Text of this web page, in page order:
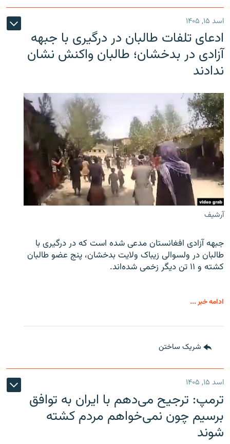
اسد ۱۵, ۱۴۰۵
ادعای تلفات طالبان در درگیری با جبهه
آزادی در بدخشان؛ طالبان واکنش نشان
ندادند
آرشیف
جبهه آزادی افغانستان مدعی شده است که در درگیری با
طالبان در ولسوالی زیباک ولایت بدخشان، پنج عضو طالبان
کشته و ۱۱ تن دیگر زخمی شده‌اند.
ادامه خبر ...
شریک ساختن
اسد ۱۵, ۱۴۰۵
ترمپ: ترجیح می‌دهم با ایران به توافق
برسیم چون نمی‌خواهم مردم کشته
شوند